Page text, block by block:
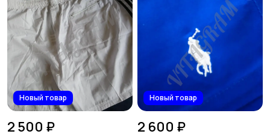
Новый товар
2 500 ₽
Новый товар
2 600 ₽